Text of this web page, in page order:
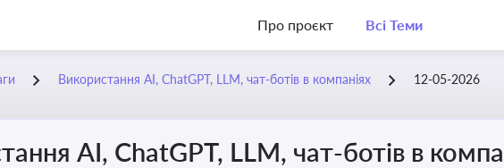
Про проєкт Всі Теми
Використання AI, ChatGPT, LLM, чат-ботів в компаніях 12-05-2026
AI, ChatGPT, LLM, чат-ботів в